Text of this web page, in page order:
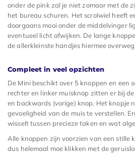
onder de pink zal je niet zomaar met de
het bureau schuren. Het scrolwiel heeft
doorgaans mooi onder de middelvinger
eventueel licht afwijken. De lange
de allerkleinste handjes hiermee
Compleet in veel opzichten
De Mini beschikt over 5 knoppen en een
rechter en linker muisknop zitten er bij
en backwards (vorige) knop. Het knopje
gevoeligheid van de muis te verstellen.
wisselt tussen precieze taken en wat
Alle knoppen zijn voorzien van een stille
dus helemaal moe klikken met de